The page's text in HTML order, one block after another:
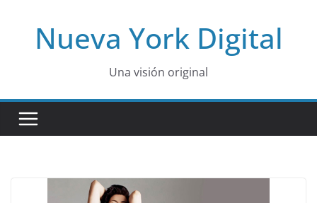
contentNueva York Digital
Una visión original